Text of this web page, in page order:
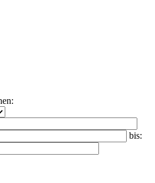
bis: